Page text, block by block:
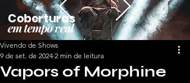
Coberturas
em tempo real
Vapors of Morphine
Vivendo de Shows
9 de set. de 2024 2 min de leitura